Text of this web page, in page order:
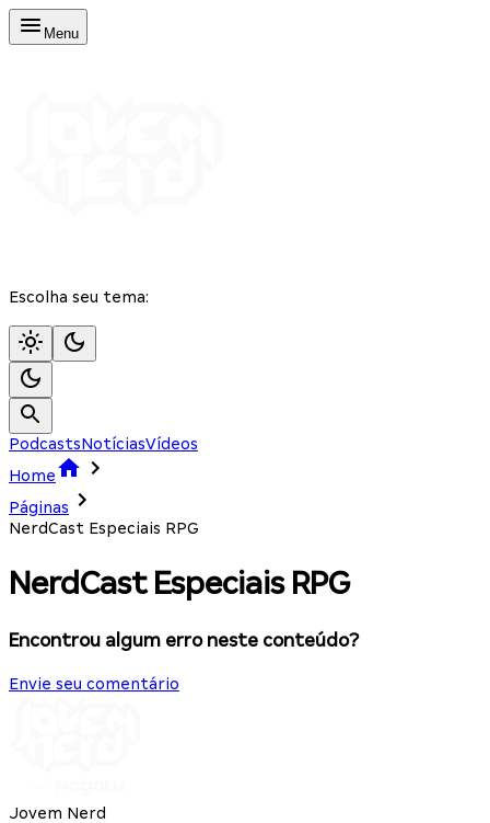
Menu
Escolha seu tema:
PodcastsNotíciasVídeos
Home
Páginas
NerdCast Especiais RPG
NerdCast Especiais RPG
Encontrou algum erro neste conteúdo?
Envie seu comentário
Jovem Nerd